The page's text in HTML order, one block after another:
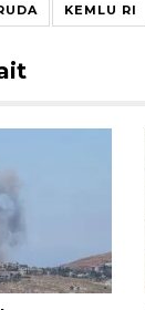
KEMLU RI